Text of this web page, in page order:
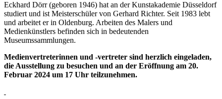
Eckhard Dörr (geboren 1946) hat an der Kunstakademie Düsseldorf
studiert und ist Meisterschüler von Gerhard Richter. Seit 1983 lebt
und arbeitet er in Oldenburg. Arbeiten des Malers und
Medienkünstlers befinden sich in bedeutenden
Museumssammlungen.
Medienvertreterinnen und -vertreter sind herzlich eingeladen,
die Ausstellung zu besuchen und an der Eröffnung am 20.
Februar 2024 um 17 Uhr teilzunehmen.